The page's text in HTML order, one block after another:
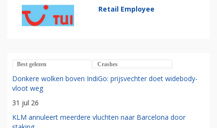
Retail Employee
Best gelezen Crashes
Donkere wolken boven IndiGo: prijsvechter doet widebody-
vloot weg
31 jul 26
KLM annuleert meerdere vluchten naar Barcelona door